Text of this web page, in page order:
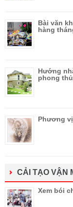
Bài văn
hàng
Hướng
phong
Phương
CẢI TẠO VẬN
Xem bói